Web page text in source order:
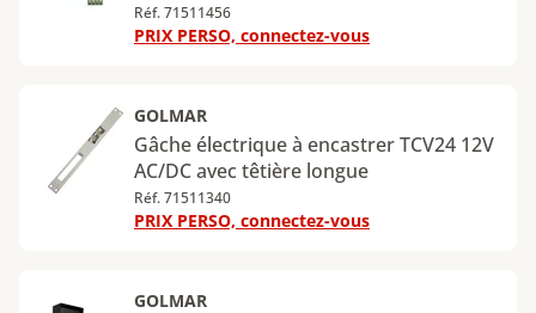
Réf. 71511456
PRIX PERSO, connectez-vous
GOLMAR
Gâche électrique à encastrer TCV24 12V
AC/DC avec têtière longue
Réf. 71511340
PRIX PERSO, connectez-vous
GOLMAR